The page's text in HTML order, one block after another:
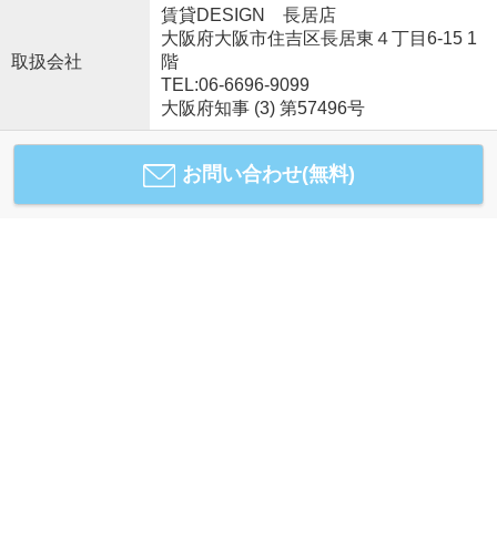
取扱会社
賃貸DESIGN 長居店
大阪府大阪市住吉区長居東４丁目6-15 1
階
TEL:06-6696-9099
大阪府知事 (3) 第57496号
お問い合わせ(無料)